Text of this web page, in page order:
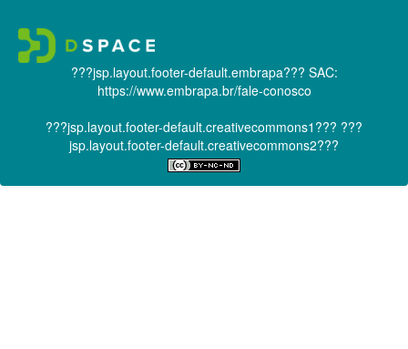
???jsp.layout.footer-default.embrapa??? SAC:
https://www.embrapa.br/fale-conosco
???jsp.layout.footer-default.creativecommons1??? ???
jsp.layout.footer-default.creativecommons2???